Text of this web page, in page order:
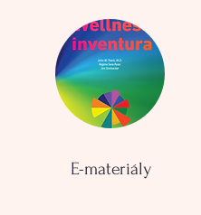
E-materiály